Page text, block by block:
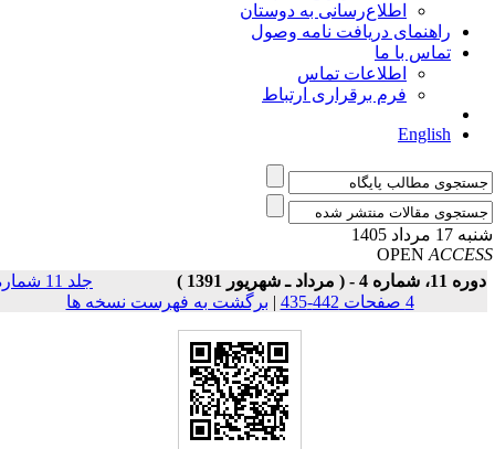
اطلاع‌رسانی به دوستان
راهنمای دریافت نامه وصول
تماس با ما
اطلاعات تماس
فرم برقراری ارتباط
English
مرداد 1405
OPEN
شماره 4 - ( مرداد ـ شهریور 1391 )
جلد 11 شماره
|برگشت به فهرست نسخه ها